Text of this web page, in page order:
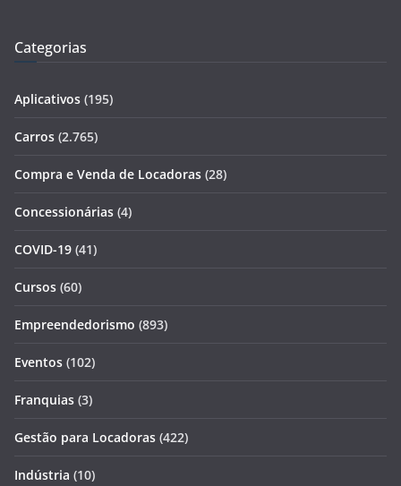
Categorias
Aplicativos (195)
Carros (2.765)
Compra e Venda de Locadoras (28)
Concessionárias (4)
COVID-19 (41)
Cursos (60)
Empreendedorismo (893)
Eventos (102)
Franquias (3)
Gestão para Locadoras (422)
Indústria (10)